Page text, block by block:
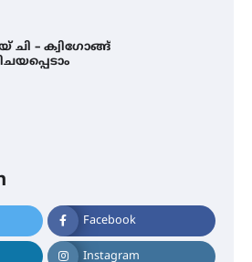
ചി – ക്വിഗോങ്ങ്
Facebook
Instagram
മദ്രാസ്സിൽ നിന്നും
– ഇരിങ്ങാലക്കുട
ആതിര എം കെ യുടെ